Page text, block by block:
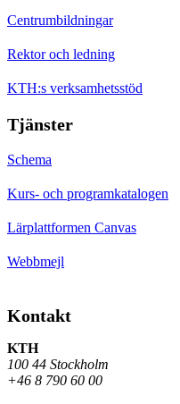
Centrumbildningar
Rektor och ledning
KTH:s verksamhetsstöd
Tjänster
Schema
Kurs- och programkatalogen
Lärplattformen Canvas
Webbmejl
Kontakt
KTH
100 44 Stockholm
+46 8 790 60 00